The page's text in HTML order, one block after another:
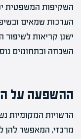
השקיפות המשפטית
הערכות שמאים
ישנן קריאות
השבחה ובתחומים
ההשפעה על
הרשויות המקומיות
מרכזי, המאפשר להן